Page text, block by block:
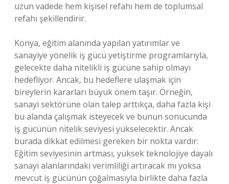
uzun vadede hem kişisel refahı hem de toplumsal
refahı şekillendirir.
Konya, eğitim alanında yapılan yatırımlar ve
sanayiye yönelik iş gücü yetiştirme programlarıyla,
gelecekte daha nitelikli iş gücüne sahip olmayı
hedefliyor. Ancak, bu hedeflere ulaşmak için
bireylerin kararları büyük önem taşır. Örneğin,
sanayi sektörüne olan talep arttıkça, daha fazla kişi
bu alanda çalışmak isteyecek ve bunun sonucunda
iş gücünün nitelik seviyesi yükselecektir. Ancak
burada dikkat edilmesi gereken bir nokta vardır:
Eğitim seviyesinin artması, yüksek teknolojiye dayalı
sanayi alanlarındaki verimliliği artıracak mı yoksa
mevcut iş gücünün çoğalmasıyla birlikte daha fazla